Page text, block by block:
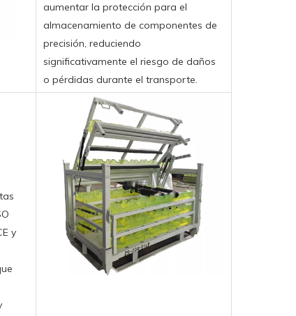
aumentar la protección para el
almacenamiento de componentes de
precisión, reduciendo
significativamente el riesgo de daños
o pérdidas durante el transporte.
y